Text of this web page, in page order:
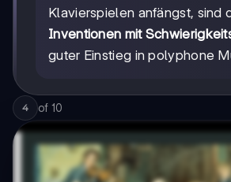
Klavierspielen anfängst, sind
Inventionen mit
guter Einstieg in polyphone
4 of 10